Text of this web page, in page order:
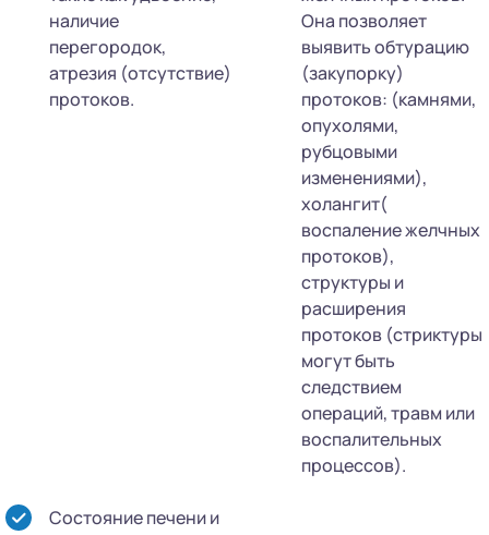
наличие
перегородок,
атрезия (отсутствие)
протоков.
Она позволяет
выявить обтурацию
(закупорку)
протоков: (камнями,
опухолями,
рубцовыми
изменениями),
холангит(
воспаление желчных
протоков),
структуры и
расширения
протоков (стриктуры
могут быть
следствием
операций, травм или
воспалительных
процессов).
Состояние печени и